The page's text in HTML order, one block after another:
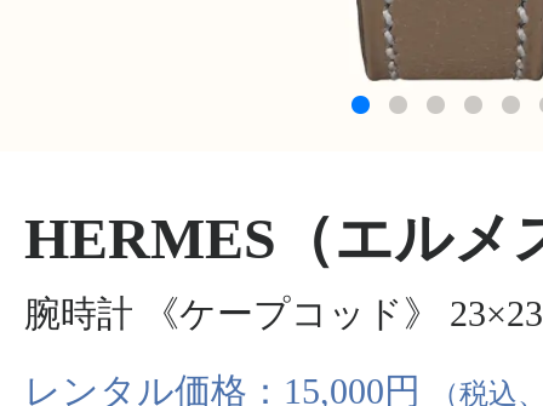
HERMES（エルメ
腕時計 《ケープコッド》
レンタル価格：15,000円
（税込